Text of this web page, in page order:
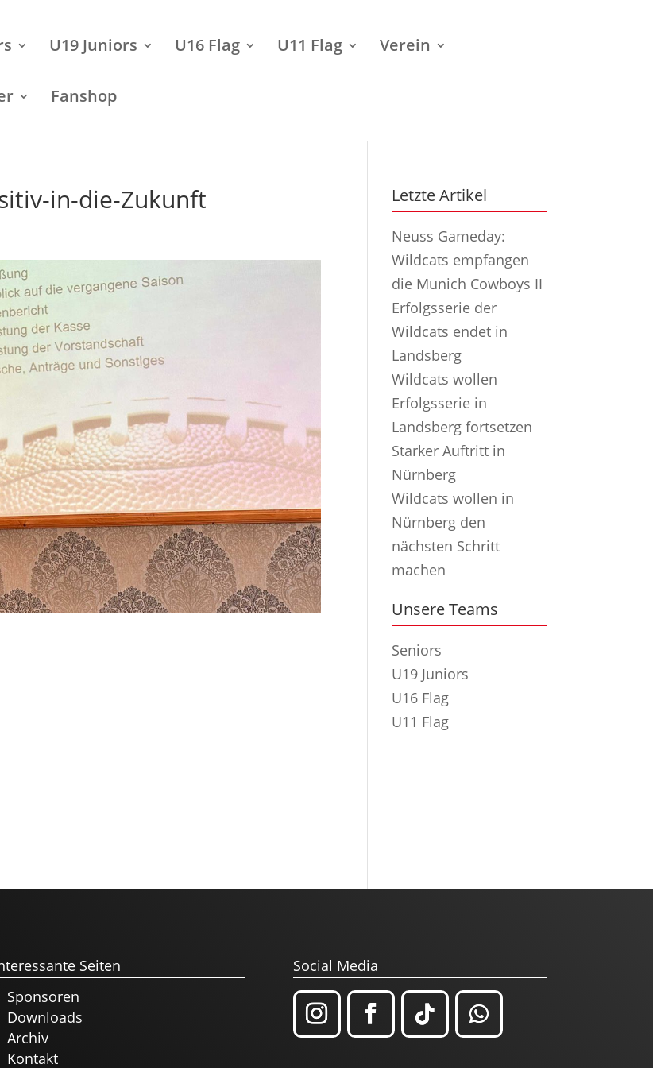
U19 Juniors U16 Flag U11 Flag Verein
Fanshop
in-die-Zukunft Letzte Artikel
Neuss Gameday:
Wildcats empfangen
die Munich Cowboys II
Erfolgsserie der
Wildcats endet in
Landsberg
Wildcats wollen
Erfolgsserie in
Landsberg fortsetzen
Starker Auftritt in
Nürnberg
Wildcats wollen in
Nürnberg den
nächsten Schritt
machen
Unsere Teams
Seniors
U19 Juniors
U16 Flag
U11 Flag
Seiten
Sponsoren
Downloads
Archiv
Kontakt
Social Media